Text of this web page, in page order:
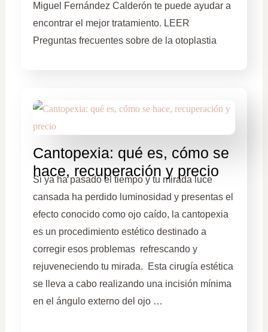
Miguel Fernández Calderón te puede ayudar a
encontrar el mejor tratamiento. LEER
Preguntas frecuentes sobre de la otoplastia
Cantopexia: qué es, cómo se
hace, recuperación y precio
Si ya ha pasado el tiempo y tu mirada luce
cansada ha perdido luminosidad y presentas el
efecto conocido como ojo caído, la cantopexia
es un procedimiento estético destinado a
corregir esos problemas refrescando y
rejuveneciendo tu mirada. Esta cirugía estética
se lleva a cabo realizando una incisión mínima
en el ángulo externo del ojo …